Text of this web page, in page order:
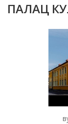
ПАЛАЦ